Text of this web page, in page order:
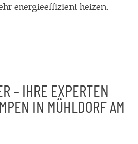
energieeffizient heizen.
– IHRE EXPERTEN
IN MÜHLDORF AM